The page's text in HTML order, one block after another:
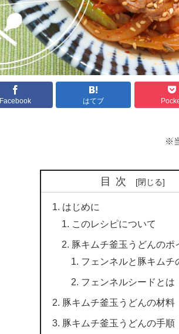
Facebook はてブ
※
目次
はじめに
このレシピについて
豚キムチ釜玉うどんのポ
フェンネルと豚キムチ
フェンネルシードとは
豚キムチ釜玉うどんの材料
豚キムチ釜玉うどんの手順